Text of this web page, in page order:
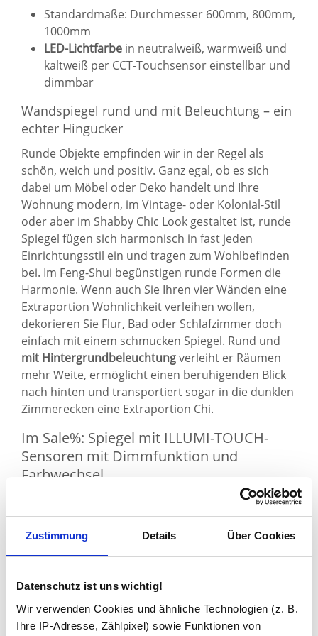
Zustimmung Details Über Cookies
Datenschutz ist uns wichtig!
Wir verwenden Cookies und ähnliche Technologien (z. B.
Ihre IP-Adresse, Zählpixel) sowie Funktionen von
Standardmaße: Durchmesser 600mm, 800mm,
1000mm
LED-Lichtfarbe in neutralweiß, warmweiß und
kaltweiß per CCT-Touchsensor einstellbar und
dimmbar
Wandspiegel rund und mit Beleuchtung – ein
echter Hingucker
Runde Objekte empfinden wir in der Regel als
schön, weich und positiv. Ganz egal, ob es sich
dabei um Möbel oder Deko handelt und Ihre
Wohnung modern, im Vintage- oder Kolonial-Stil
oder aber im Shabby Chic Look gestaltet ist, runde
Spiegel fügen sich harmonisch in fast jeden
Einrichtungsstil ein und tragen zum Wohlbefinden
bei. Im Feng-Shui begünstigen runde Formen die
Harmonie. Wenn auch Sie Ihren vier Wänden eine
Extraportion Wohnlichkeit verleihen wollen,
dekorieren Sie Flur, Bad oder Schlafzimmer doch
einfach mit einem schmucken Spiegel. Rund und
mit Hintergrundbeleuchtungverleiht er Räumen
mehr Weite, ermöglicht einen beruhigenden Blick
nach hinten und transportiert sogar in die dunklen
Zimmerecken eine Extraportion Chi.
Im Sale%: Spiegel mit ILLUMI-TOUCH-
Sensoren mit Dimmfunktion und
Farbwechsel